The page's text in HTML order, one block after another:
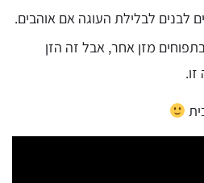
לבנים לבלילת העוגה אם אוהבים.
מזן אחר, אבל זה הזן